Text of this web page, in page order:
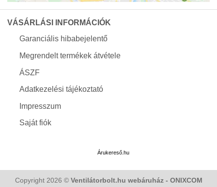
VÁSÁRLÁSI INFORMÁCIÓK
Garanciális hibabejelentő
Megrendelt termékek átvétele
ÁSZF
Adatkezelési tájékoztató
Impresszum
Saját fiók
Árukereső.hu
Copyright 2026 © Ventilátorbolt.hu webáruház - ONIXCOM